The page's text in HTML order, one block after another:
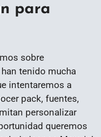
para
sobre
tenido mucha
intentaremos a
pack, fuentes,
personalizar
queremos